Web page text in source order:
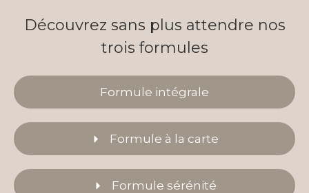
Découvrez sans plus attendre nos
trois formules
Formule intégrale
Formule à la carte
Formule sérénité